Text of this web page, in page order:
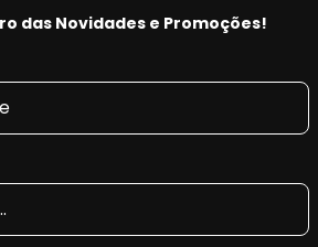
das Novidades e Promoções!